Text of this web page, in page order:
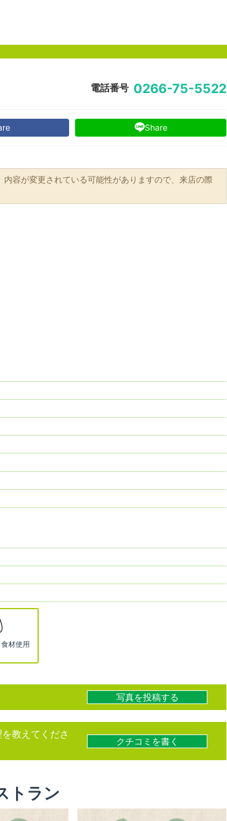
電話番号 0266-75-5522
Share
容が変更されている可能性がありますので、来店の際
材使用
写真を投稿する
教えてくださ
クチコミを書く
トラン